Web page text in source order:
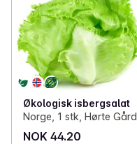
Økologisk isbergsalat
Norge, 1 stk, Hørte Gård
NOK 44.20